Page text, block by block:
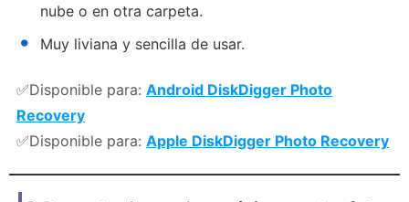
nube o en otra carpeta.
Muy liviana y sencilla de usar.
✅Disponible para: Android DiskDigger Photo
Recovery
✅Disponible para: Apple DiskDigger Photo Recovery